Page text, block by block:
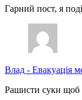
Гарний пост, я
Влад - Евакуація
Рашисти суки щоб